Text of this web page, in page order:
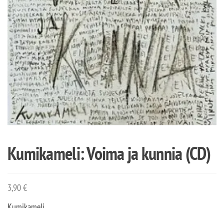
Kumikameli: Voima ja kunnia (CD)
3,90€